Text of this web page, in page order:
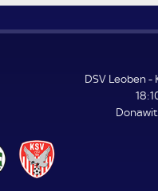
DSV Leoben -